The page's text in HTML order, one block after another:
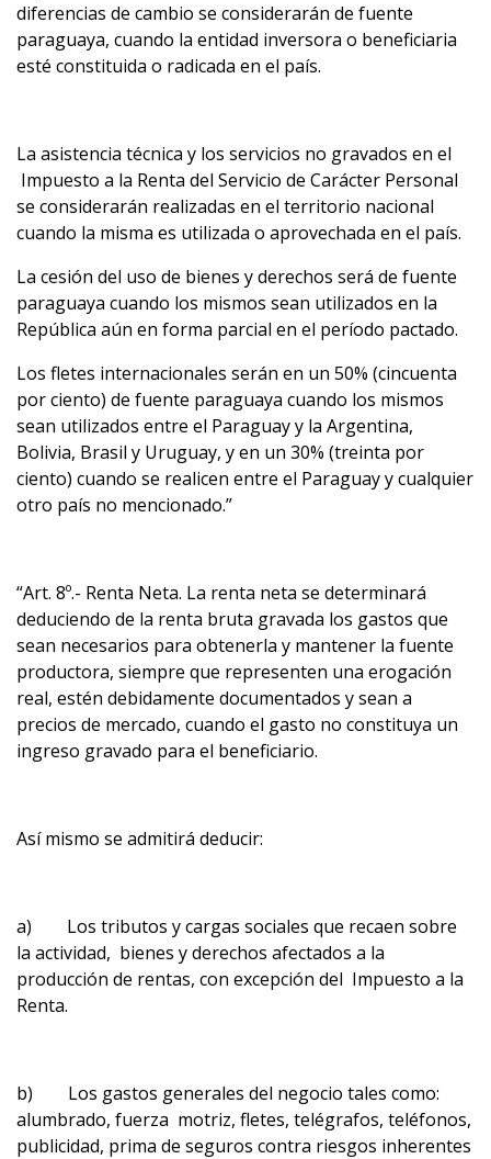
diferencias de cambio se considerarán de fuente
paraguaya, cuando la entidad inversora o beneficiaria
esté constituida o radicada en el país.
La asistencia técnica y los servicios no gravados en el
Impuesto a la Renta del Servicio de Carácter Personal
se considerarán realizadas en el territorio nacional
cuando la misma es utilizada o aprovechada en el país.
La cesión del uso de bienes y derechos será de fuente
paraguaya cuando los mismos sean utilizados en la
República aún en forma parcial en el período pactado.
Los fletes internacionales serán en un 50% (cincuenta
por ciento) de fuente paraguaya cuando los mismos
sean utilizados entre el Paraguay y la Argentina,
Bolivia, Brasil y Uruguay, y en un 30% (treinta por
ciento) cuando se realicen entre el Paraguay y cualquier
otro país no mencionado.”
“Art. 8º.- Renta Neta. La renta neta se determinará
deduciendo de la renta bruta gravada los gastos que
sean necesarios para obtenerla y mantener la fuente
productora, siempre que representen una erogación
real, estén debidamente documentados y sean a
precios de mercado, cuando el gasto no constituya un
ingreso gravado para el beneficiario.
Así mismo se admitirá deducir:
a) Los tributos y cargas sociales que recaen sobre
la actividad, bienes y derechos afectados a la
producción de rentas, con excepción del Impuesto a la
Renta.
b) Los gastos generales del negocio tales como:
alumbrado, fuerza motriz, fletes, telégrafos, teléfonos,
publicidad, prima de seguros contra riesgos inherentes